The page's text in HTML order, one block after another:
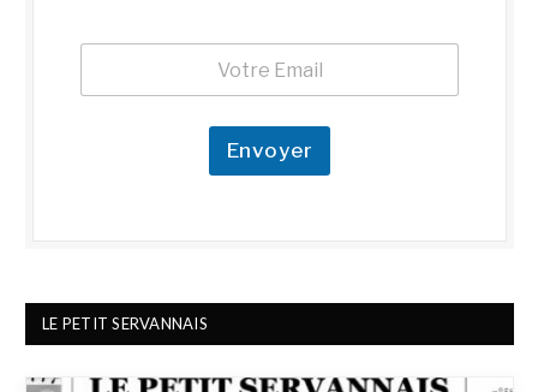
m
a
l
*
E
a
Envoyer
LE PETIT SERVANNAIS